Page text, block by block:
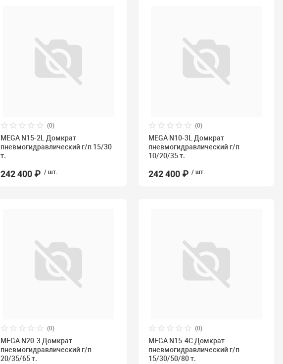
(0)
MEGA N15-2L Домкрат
пневмогидравлический г/п 15/30
т.
242 400 ₽ / шт.
(0)
MEGA N10-3L Домкрат
пневмогидравлический г/п
10/20/35 т.
242 400 ₽ / шт.
(0)
MEGA N20-3 Домкрат
пневмогидравлический г/п
20/35/65 т.
(0)
MEGA N15-4C Домкрат
пневмогидравлический г/п
15/30/50/80 т.